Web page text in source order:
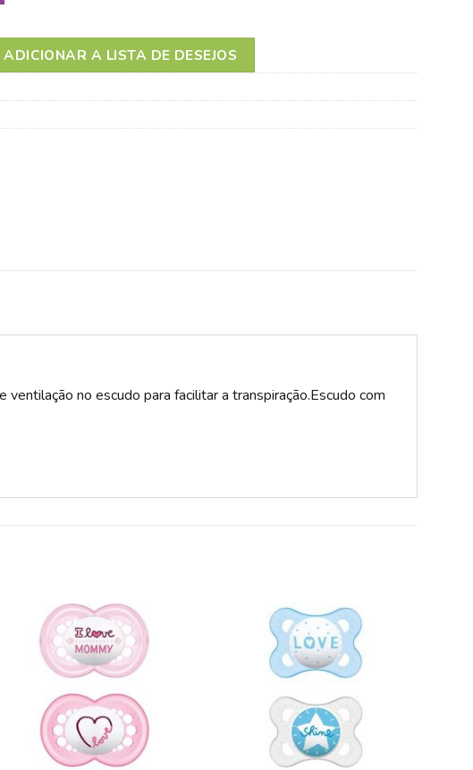
ADICIONAR A LISTA DE DESEJOS
no escudo para facilitar a transpiração.Escudo com
ADICIONAR
A LISTA DE
DESEJOS
ADICIONAR
A LISTA DE
DESEJOS